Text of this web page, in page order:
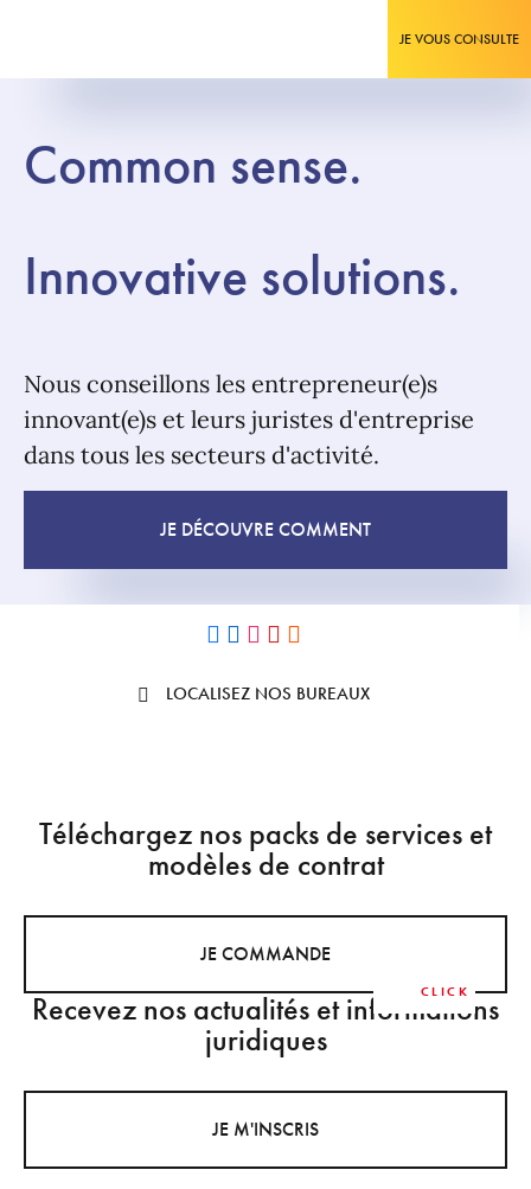
JE VOUS CONSULTE
Common sense.
Innovative solutions.
Nous conseillons les entrepreneur(e)s
innovant(e)s et leurs juristes d'entreprise
dans tous les secteurs d'activité.
JE DÉCOUVRE COMMENT
LOCALISEZ NOS BUREAUX
Recevez nos actualités et informations
juridiques
JE M'INSCRIS
Téléchargez nos packs de services et
modèles de contrat
JE COMMANDE